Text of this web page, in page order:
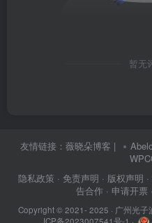
暂无
友情链接： 薇晓朵博客 |
隐私政策 · 免责声明 · 版权声明
告合作 · 申请开票
Copyright © 2021- 2025 · 广州光子